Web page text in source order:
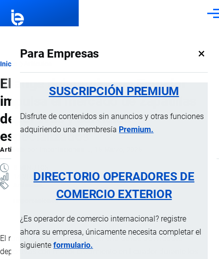
Para Empresas ×
SUSCRIPCIÓN PREMIUM
Disfrute de contenidos sin anuncios y otras funciones
adquiriendo una membresía Premium.
DIRECTORIO OPERADORES DE
COMERCIO EXTERIOR
¿Es operador de comercio internacional? registre
ahora su empresa, únicamente necesita completar el
siguienteformulario.
Ruta
de
navegación
Inicio
El auge del running en Ecuador
impulsa el mercado de zapatillas
deportivas y servicios
especializados
Artículo
14 VISTAS
Importaciones
El running se ha convertido en una de las actividades
deportivas con mayor crecimiento en Ecuador durante los